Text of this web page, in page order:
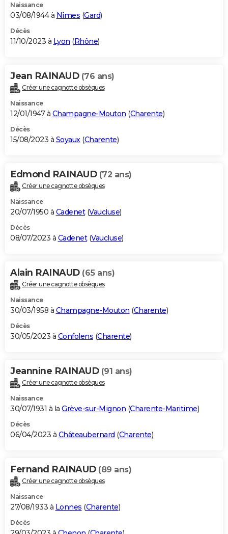
Naissance
03/08/1944 à Nîmes (Gard)
Décès
11/10/2023 à Lyon (Rhône)
Jean RAINAUD (76 ans)
Créer une cagnotte obsèques
Naissance
12/01/1947 à Champagne-Mouton (Charente)
Décès
15/08/2023 à Soyaux(Charente)
Edmond RAINAUD (72 ans)
Créer une cagnotte obsèques
Naissance
20/07/1950 à Cadenet(Vaucluse)
Décès
08/07/2023 à Cadenet(Vaucluse)
Alain RAINAUD (65 ans)
Créer une cagnotte obsèques
Naissance
30/03/1958 à Champagne-Mouton (Charente)
Décès
30/05/2023 à Confolens (Charente)
Jeannine RAINAUD (91 ans)
Créer une cagnotte obsèques
Naissance
30/07/1931 à la Grève-sur-Mignon (Charente-Maritime)
Décès
06/04/2023 à Châteaubernard (Charente)
Fernand RAINAUD (89 ans)
Créer une cagnotte obsèques
Naissance
27/08/1933 à Lonnes (Charente)
Décès